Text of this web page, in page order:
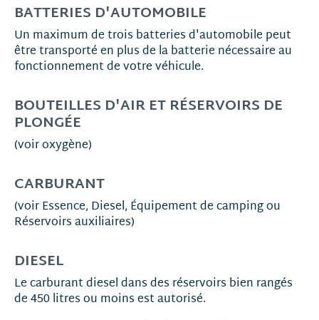
BATTERIES D'AUTOMOBILE
Un maximum de trois batteries d'automobile peut
être transporté en plus de la batterie nécessaire au
fonctionnement de votre véhicule.
BOUTEILLES D'AIR ET RÉSERVOIRS DE
PLONGÉE
(voir oxygène)
CARBURANT
(voir Essence, Diesel, Équipement de camping ou
Réservoirs auxiliaires)
DIESEL
Le carburant diesel dans des réservoirs bien rangés
de 450 litres ou moins est autorisé.